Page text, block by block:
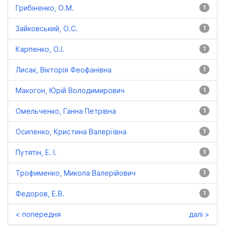
1
Грибіненко, О.М.
1
Зайковський, О.С.
1
Карпенко, О.І.
1
Лисак, Вікторія Феофанівна
1
Макогон, Юрій Володимирович
1
Омельченко, Ганна Петрівна
1
Осипенко, Кристина Валеріївна
1
Путятін, Е. І.
1
Трофименко, Микола Валерійович
1
Федоров, Е.В.
< попередня далі >